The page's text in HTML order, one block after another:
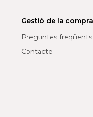
Gestió de la compra
Preguntes freqüents
Contacte